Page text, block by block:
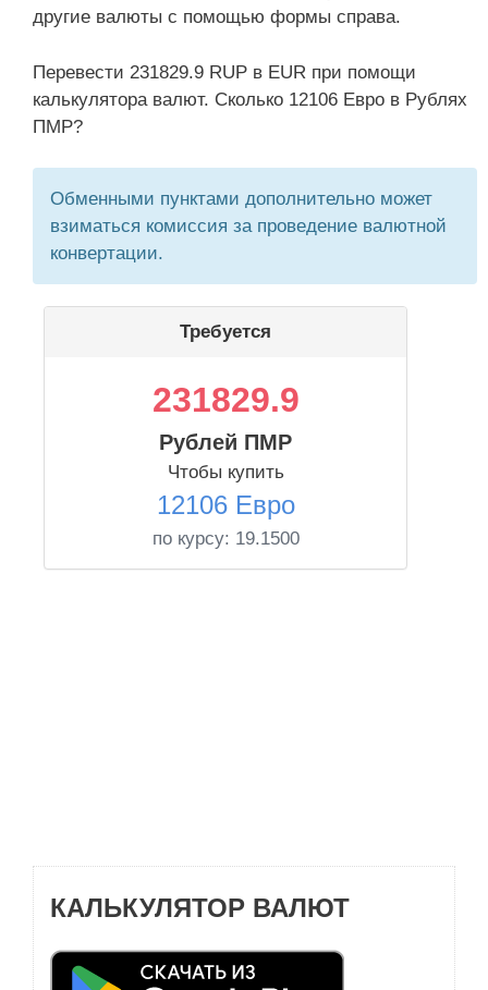
другие валюты с помощью формы справа.
Перевести 231829.9 RUP в EUR при помощи
калькулятора валют. Сколько 12106 Евро в Рублях
ПМР?
Обменными пунктами дополнительно может
взиматься комиссия за проведение валютной
конвертации.
Требуется
231829.9
Рублей ПМР
Чтобы купить
12106 Евро
по курсу: 19.1500
КАЛЬКУЛЯТОР ВАЛЮТ